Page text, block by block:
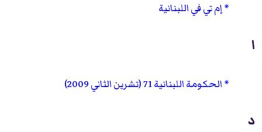
إم تي في اللبنانية
ا
الحكومة اللبنانية 71 (تشرين الثاني 2009)
د